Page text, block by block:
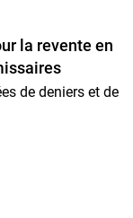
la revente en
de deniers et de